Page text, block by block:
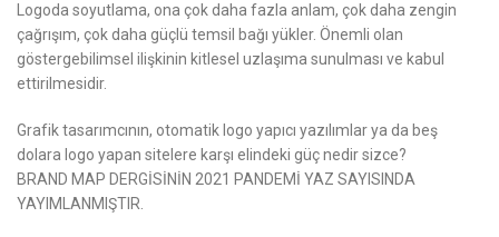
Logoda soyutlama, ona çok daha fazla anlam, çok daha zengin
çağrışım, çok daha güçlü temsil bağı yükler. Önemli olan
göstergebilimsel ilişkinin kitlesel uzlaşıma sunulması ve kabul
ettirilmesidir.
Grafik tasarımcının, otomatik logo yapıcı yazılımlar ya da beş
dolara logo yapan sitelere karşı elindeki güç nedir sizce?
BRAND MAP DERGİSİNİN 2021 PANDEMİ YAZ SAYISINDA
YAYIMLANMIŞTIR.